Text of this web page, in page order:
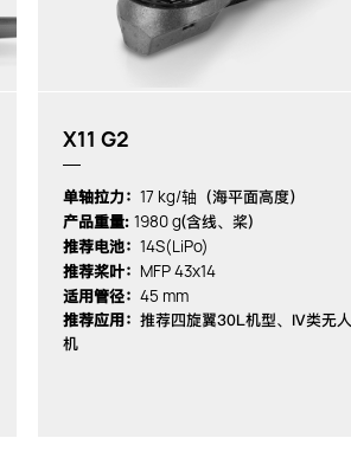
X11 G2
单轴拉力： 17 kg/轴 （海平面高度）
产品重量: 1980 g(含线、桨)
推荐电池： 14S(LiPo)
推荐桨叶： MFP 43x14
适用管径： 45 mm
推荐应用： 推荐四旋翼30L机型、IV类无人
机